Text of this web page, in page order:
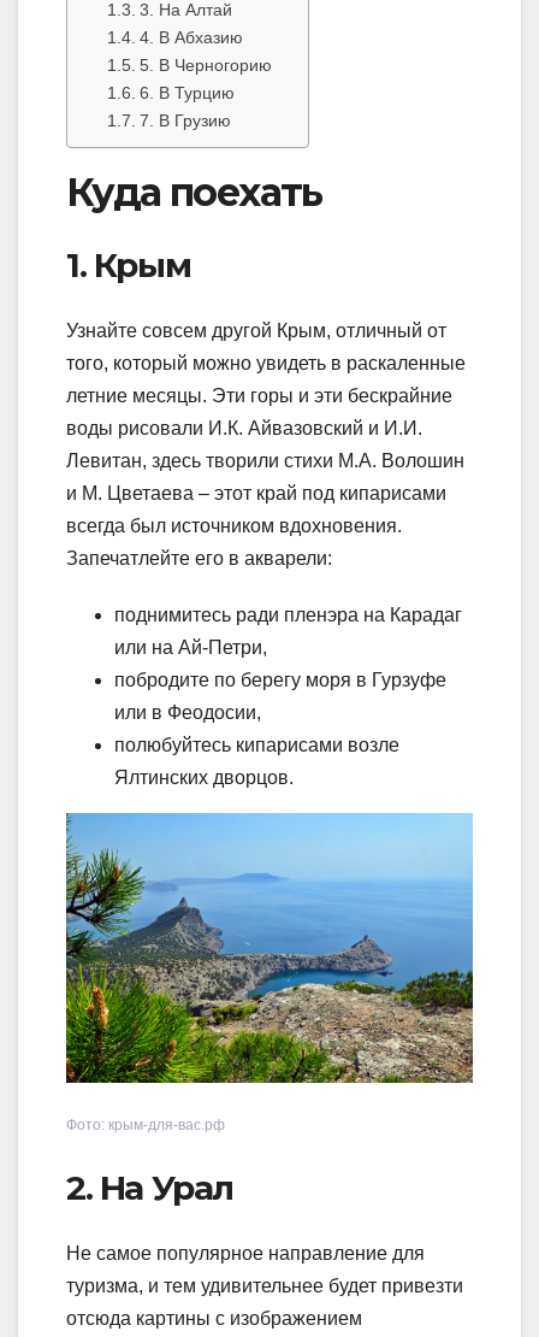
3. На Алтай
4. В Абхазию
5. В Черногорию
6. В Турцию
7. В Грузию
Куда поехать
1. Крым
Узнайте совсем другой Крым, отличный от
того, который можно увидеть в раскаленные
летние месяцы. Эти горы и эти бескрайние
воды рисовали И.К. Айвазовский и И.И.
Левитан, здесь творили стихи М.А. Волошин
и М. Цветаева – этот край под кипарисами
всегда был источником вдохновения.
Запечатлейте его в акварели:
поднимитесь ради пленэра на Карадаг
или на Ай-Петри,
побродите по берегу моря в Гурзуфе
или в Феодосии,
полюбуйтесь кипарисами возле
Ялтинских дворцов.
Фото: крым-для-вас.рф
2. На Урал
Не самое популярное направление для
туризма, и тем удивительнее будет привезти
отсюда картины с изображением